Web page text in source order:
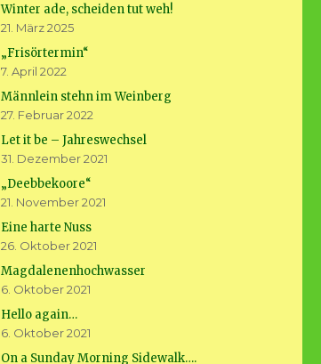
Winter ade, scheiden tut weh!
21. März 2025
„Frisörtermin“
7. April 2022
Männlein stehn im Weinberg
27. Februar 2022
Let it be – Jahreswechsel
31. Dezember 2021
„Deebbekoore“
21. November 2021
Eine harte Nuss
26. Oktober 2021
Magdalenenhochwasser
6. Oktober 2021
Hello again…
6. Oktober 2021
On a Sunday Morning Sidewalk….